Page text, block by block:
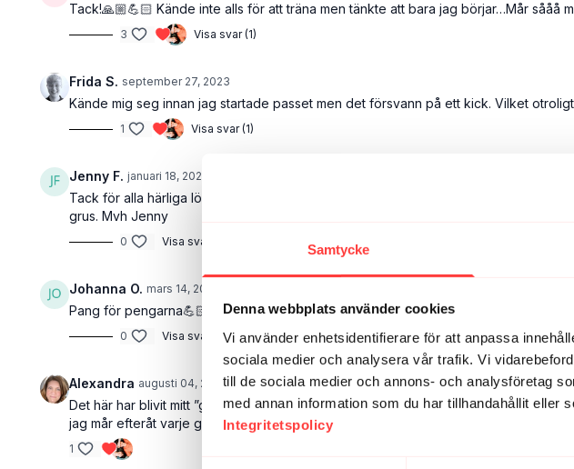
Samtycke
Denna webbplats använder cookies
Vi använder enhetsidentifierare för att anpassa
sociala medier och analysera vår trafik. Vi
till de sociala medier och annons- och analysföretag
med annan information som du har tillhandahållit eller
Integritetspolicy
Tack!🙏🏼💪🏻 Kände inte alls för att träna men tänkte att bara jag börjar…Mår sååå
3 Visa svar (1)
Frida S. september 27, 2023
Kände mig seg innan jag startade passet men det försvann på ett kick. Vilket
1 Visa svar (1)
Jenny F. januari 18, 2023
Tack för alla härliga löppass. Känns härligt att springa på isiga vägar och ni
grus. Mvh Jenny
0 Visa svar (1)
Johanna O. mars 14, 2022
Pang för pengarna💪🏻💪🏻
0 Visa svar (1)
Alexandra augusti 04, 2025 • Redigerad
Det här har blivit mitt ”go-to” när jag inte är säker på vad jag vill träna. Jag blir lika
jag mår efteråt varje gång! Så tack för detta! ☺️
1